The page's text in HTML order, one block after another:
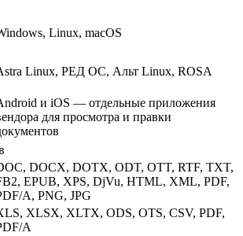
Linux, macOS
Linux, РЕД ОС, Альт Linux, ROSA
и iOS — отдельные приложения
для просмотра и правки
DOCX, DOTX, ODT, OTT, RTF, TXT,
EPUB, XPS, DjVu, HTML, XML, PDF,
A, PNG, JPG
XLSX, XLTX, ODS, OTS, CSV, PDF,
A